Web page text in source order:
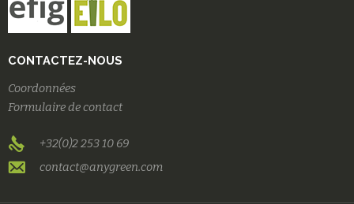
CONTACTEZ-NOUS
Coordonnées
Formulaire de contact
+32(0)2 253 10 69
contact@anygreen.com